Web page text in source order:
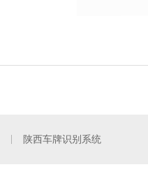
陕西车牌识别系统